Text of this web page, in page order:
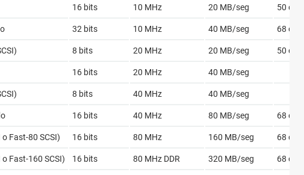
16 bits 10 MHz 20 MB/seg 50
32 bits 10 MHz 40 MB/seg 68
8 bits 20 MHz 20 MB/seg 50
16 bits 20 MHz 40 MB/seg
8 bits 40 MHz 40 MB/seg
16 bits 40 MHz 80 MB/seg 68
Fast-80 SCSI) 16 bits 80 MHz 160 MB/seg 68
Fast-160 SCSI) 16 bits 80 MHz DDR 320 MB/seg 68